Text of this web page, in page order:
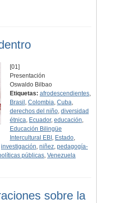
[01]
Presentación
Oswaldo Bilbao
Etiquetas: afrodescendientes,
Brasil , Colombia, Cuba,
derechos del niño, diversidad
étnica, Ecuador, educación,
Educación Bilingüe
Intercultural EBI , Estado,
investigación, niñez, pedagogía-
públicas, Venezuela
sobre la